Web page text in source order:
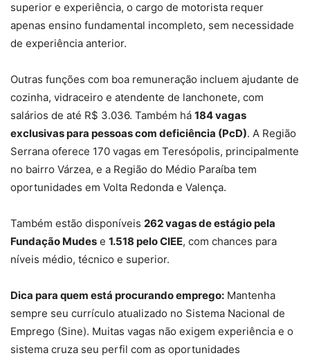
superior e experiência, o cargo de motorista requer
apenas ensino fundamental incompleto, sem necessidade
de experiência anterior.
Outras funções com boa remuneração incluem ajudante de
cozinha, vidraceiro e atendente de lanchonete, com
salários de até R$ 3.036. Também há 184 vagas
exclusivas para pessoas com deficiência (PcD). A Região
Serrana oferece 170 vagas em Teresópolis, principalmente
no bairro Várzea, e a Região do Médio Paraíba tem
oportunidades em Volta Redonda e Valença.
Também estão disponíveis 262 vagas de estágio pela
Fundação Mudes e 1.518 pelo CIEE, com chances para
níveis médio, técnico e superior.
Dica para quem está procurando emprego: Mantenha
sempre seu currículo atualizado no Sistema Nacional de
Emprego (Sine). Muitas vagas não exigem experiência e o
sistema cruza seu perfil com as oportunidades